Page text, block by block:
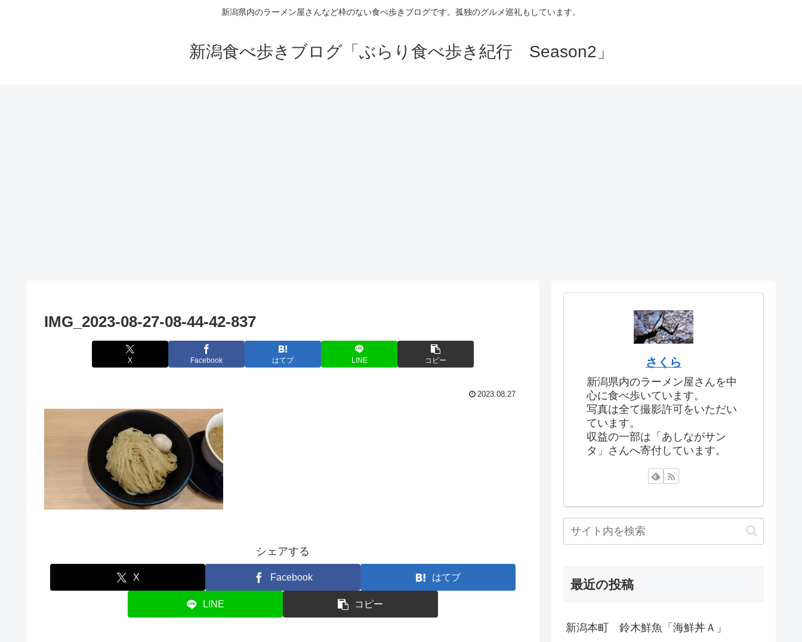
新潟県内のラーメン屋さんなど枠のない食べ歩きブログです。孤独のグルメ巡礼もしています。
新潟食べ歩きブログ「ぶらり食べ歩き紀行 Season2」
IMG_2023-08-27-08-44-42-837
X Facebook はてブ LINE コピー
2023.08.27
シェアする
X Facebook はてブ
LINE コピー
さくら
新潟県内のラーメン屋さんを中
心に食べ歩いています。
写真は全て撮影許可をいただい
ています。
収益の一部は「あしながサン
タ」さんへ寄付しています。
最近の投稿
新潟本町 鈴木鮮魚「海鮮丼Ａ」